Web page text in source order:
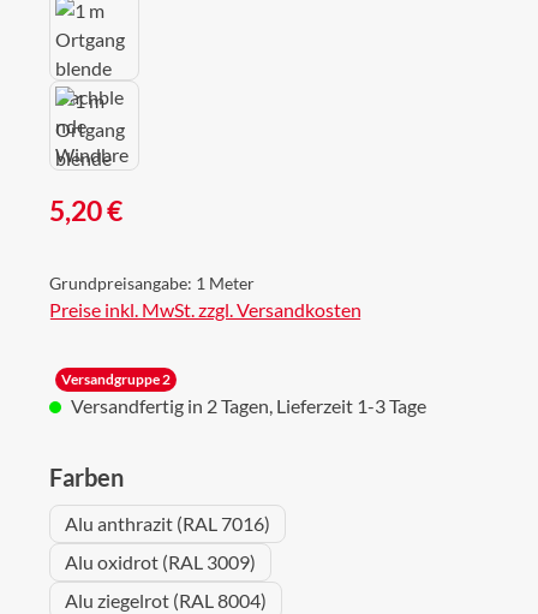
Regulärer Preis:
5,20 €
Grundpreisangabe: 1 Meter
Preise inkl. MwSt. zzgl. Versandkosten
Versandgruppe 2
Versandfertig in 2 Tagen, Lieferzeit 1-3 Tage
Farbenauswählen
Alu anthrazit (RAL 7016)
Alu oxidrot (RAL 3009)
Alu ziegelrot (RAL 8004)